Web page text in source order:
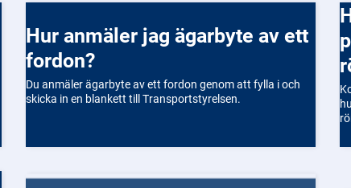
Hur anmäler jag ägarbyte av ett
fordon?
Du anmäler ägarbyte av ett fordon genom att fylla i och
skicka in en blankett till Transportstyrelsen.
Hur